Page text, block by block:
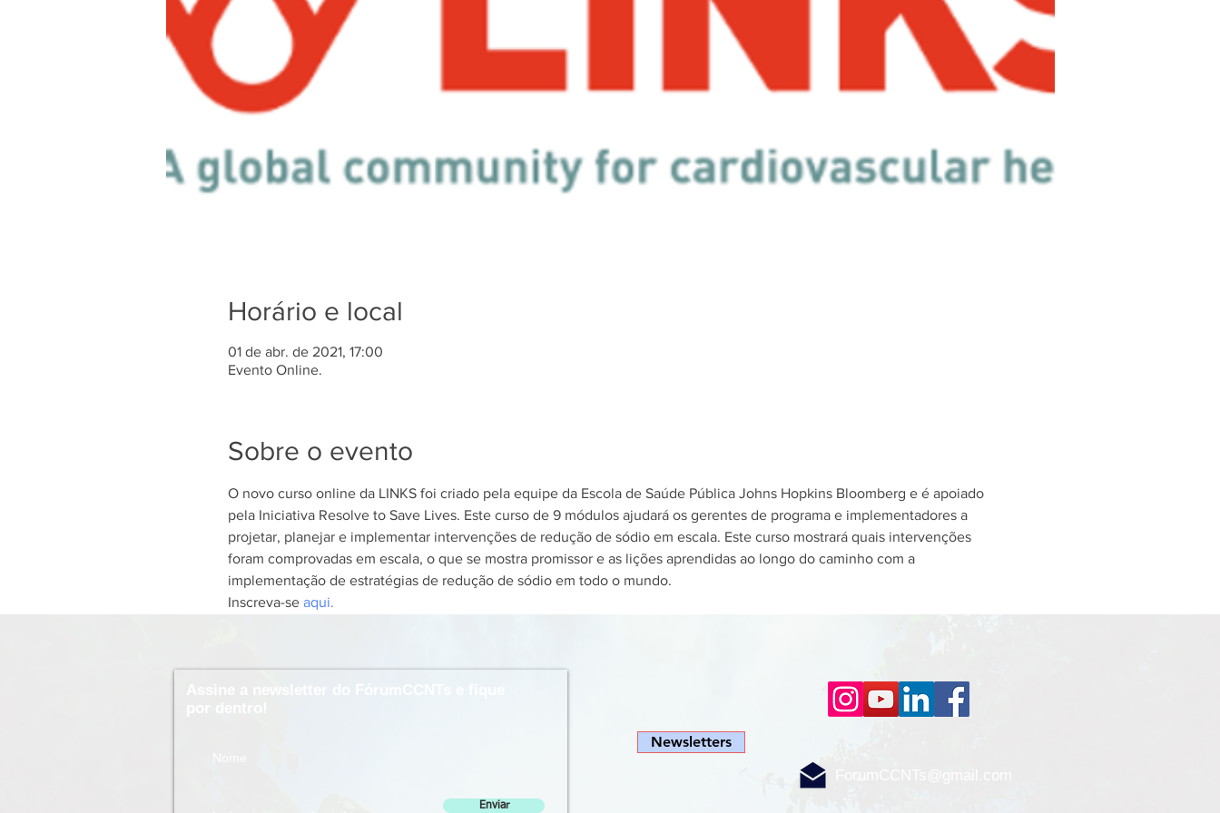
Horário e local
01 de abr. de 2021, 17:00
Evento Online.
Sobre o evento
O novo curso online da LINKS foi criado pela equipe da Escola de Saúde Pública Johns Hopkins Bloomberg e é apoiado
pela Iniciativa Resolve to Save Lives. Este curso de 9 módulos ajudará os gerentes de programa e implementadores a
projetar, planejar e implementar intervenções de redução de sódio em escala. Este curso mostrará quais intervenções
foram comprovadas em escala, o que se mostra promissor e as lições aprendidas ao longo do caminho com a
implementação de estratégias de redução de sódio em todo o mundo.
Inscreva-se aqui.
Enviar
Newsletters